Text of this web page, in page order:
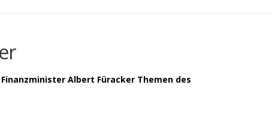
Albert Füracker Themen des